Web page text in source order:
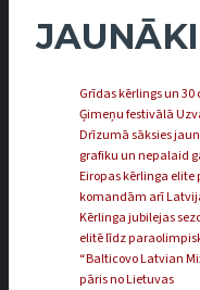
Grīdas kērlings un
Ģimeņu festivālā
Drīzumā sāksies
grafiku un nepalaid
Eiropas kērlinga
komandām arī
Kērlinga jubilejas
elitē līdz
“Balticovo Latvian
pāris no Lietuvas